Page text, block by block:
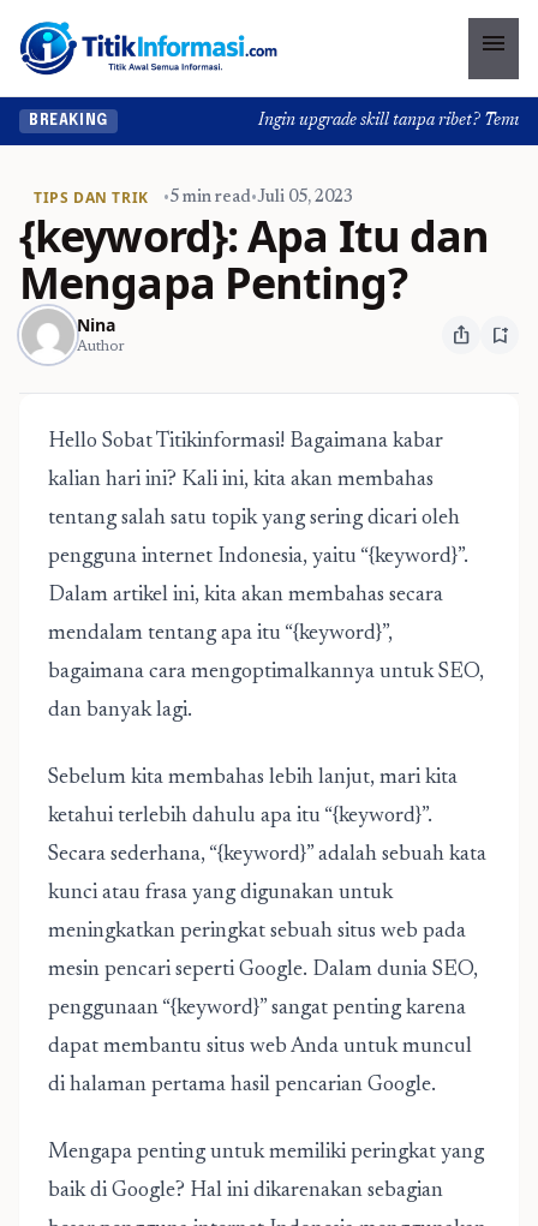
menu
BREAKING Ingin upgrade skill tanpa ribet?
TIPS DAN TRIK •5 min read•Juli 05, 2023
{keyword}: Apa Itu dan
Mengapa Penting?
Nina
Author ios_share bookmark_add
Hello Sobat Titikinformasi! Bagaimana kabar
kalian hari ini? Kali ini, kita akan membahas
tentang salah satu topik yang sering dicari oleh
pengguna internet Indonesia, yaitu “{keyword}”.
Dalam artikel ini, kita akan membahas secara
mendalam tentang apa itu “{keyword}”,
bagaimana cara mengoptimalkannya untuk SEO,
dan banyak lagi.
Sebelum kita membahas lebih lanjut, mari kita
ketahui terlebih dahulu apa itu “{keyword}”.
Secara sederhana, “{keyword}” adalah sebuah kata
kunci atau frasa yang digunakan untuk
meningkatkan peringkat sebuah situs web pada
mesin pencari seperti Google. Dalam dunia SEO,
penggunaan “{keyword}” sangat penting karena
dapat membantu situs web Anda untuk muncul
di halaman pertama hasil pencarian Google.
Mengapa penting untuk memiliki peringkat yang
baik di Google? Hal ini dikarenakan sebagian